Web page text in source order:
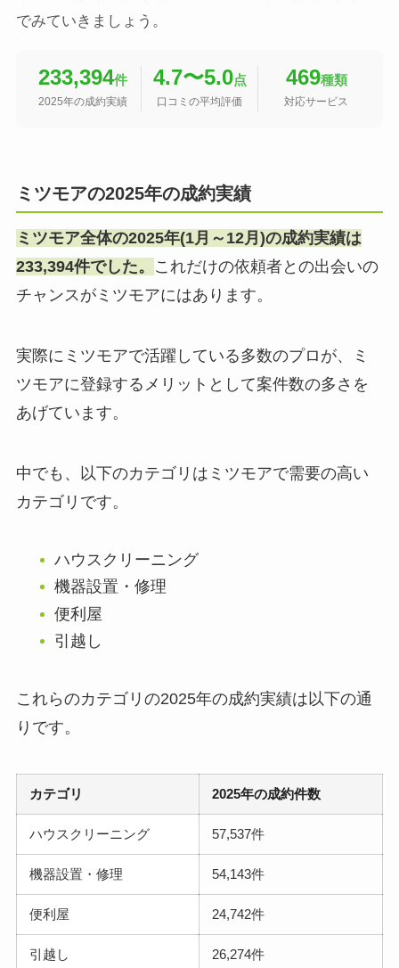
でみていきましょう。
233,394件
2025年の成約実績
4.7〜5.0点
口コミの平均評価
469種類
対応サービス
ミツモアの2025年の成約実績
ミツモア全体の2025年(1月～12月)の成約実績は
233,394件でした。
これだけの依頼者との出会いの
チャンスがミツモアにはあります。
実際にミツモアで活躍している多数のプロが、ミ
ツモアに登録するメリットとして案件数の多さを
あげています。
中でも、以下のカテゴリはミツモアで需要の高い
カテゴリです。
ハウスクリーニング
機器設置・修理
便利屋
引越し
これらのカテゴリの2025年の成約実績は以下の通
りです。
カテゴリ 2025年の成約件数
ハウスクリーニング 57,537件
機器設置・修理 54,143件
便利屋 24,742件
引越し 26,274件